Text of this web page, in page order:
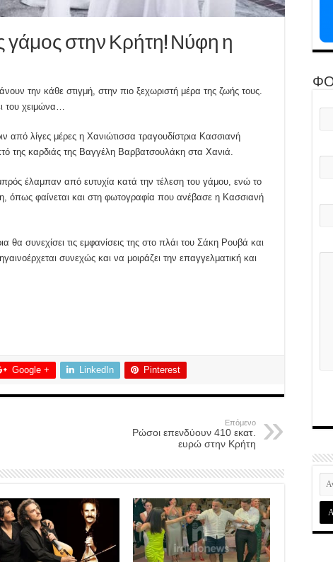
γάμος στην Κρήτη! Νύφη η
την κάθε στιγμή, στην πιο ξεχωριστή μέρα της ζωής τους.
του χειμώνα…
από λίγες μέρες η Χανιώτισσα τραγουδίστρια Κασσιανή
της καρδιάς της Βαγγέλη Βαρβατσουλάκη στα Χανιά.
έλαμπαν από ευτυχία κατά την τέλεση του γάμου, ενώ το
όπως φαίνεται και στη φωτογραφία που ανέβασε η Κασσιανή
θα συνεχίσει τις εμφανίσεις της στο πλάι του Σάκη Ρουβά και
συνεχώς και να μοιράζει την επαγγελματική και
Google + LinkedIn Pinterest
Επόμενο
Ρώσοι επενδύουν 410 εκατ.
ευρώ στην Κρήτη